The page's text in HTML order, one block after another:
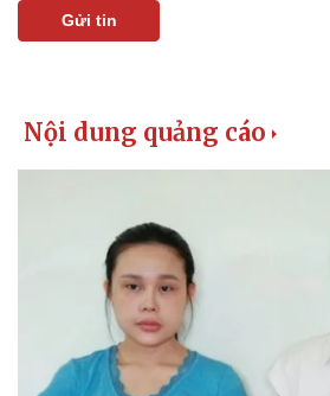
Gửi tin